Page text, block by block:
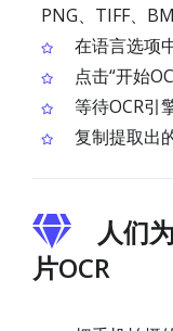
PNG、TIFF、
在语言选项
点击“开始
等待OCR引
复制提取出
人们
片OCR